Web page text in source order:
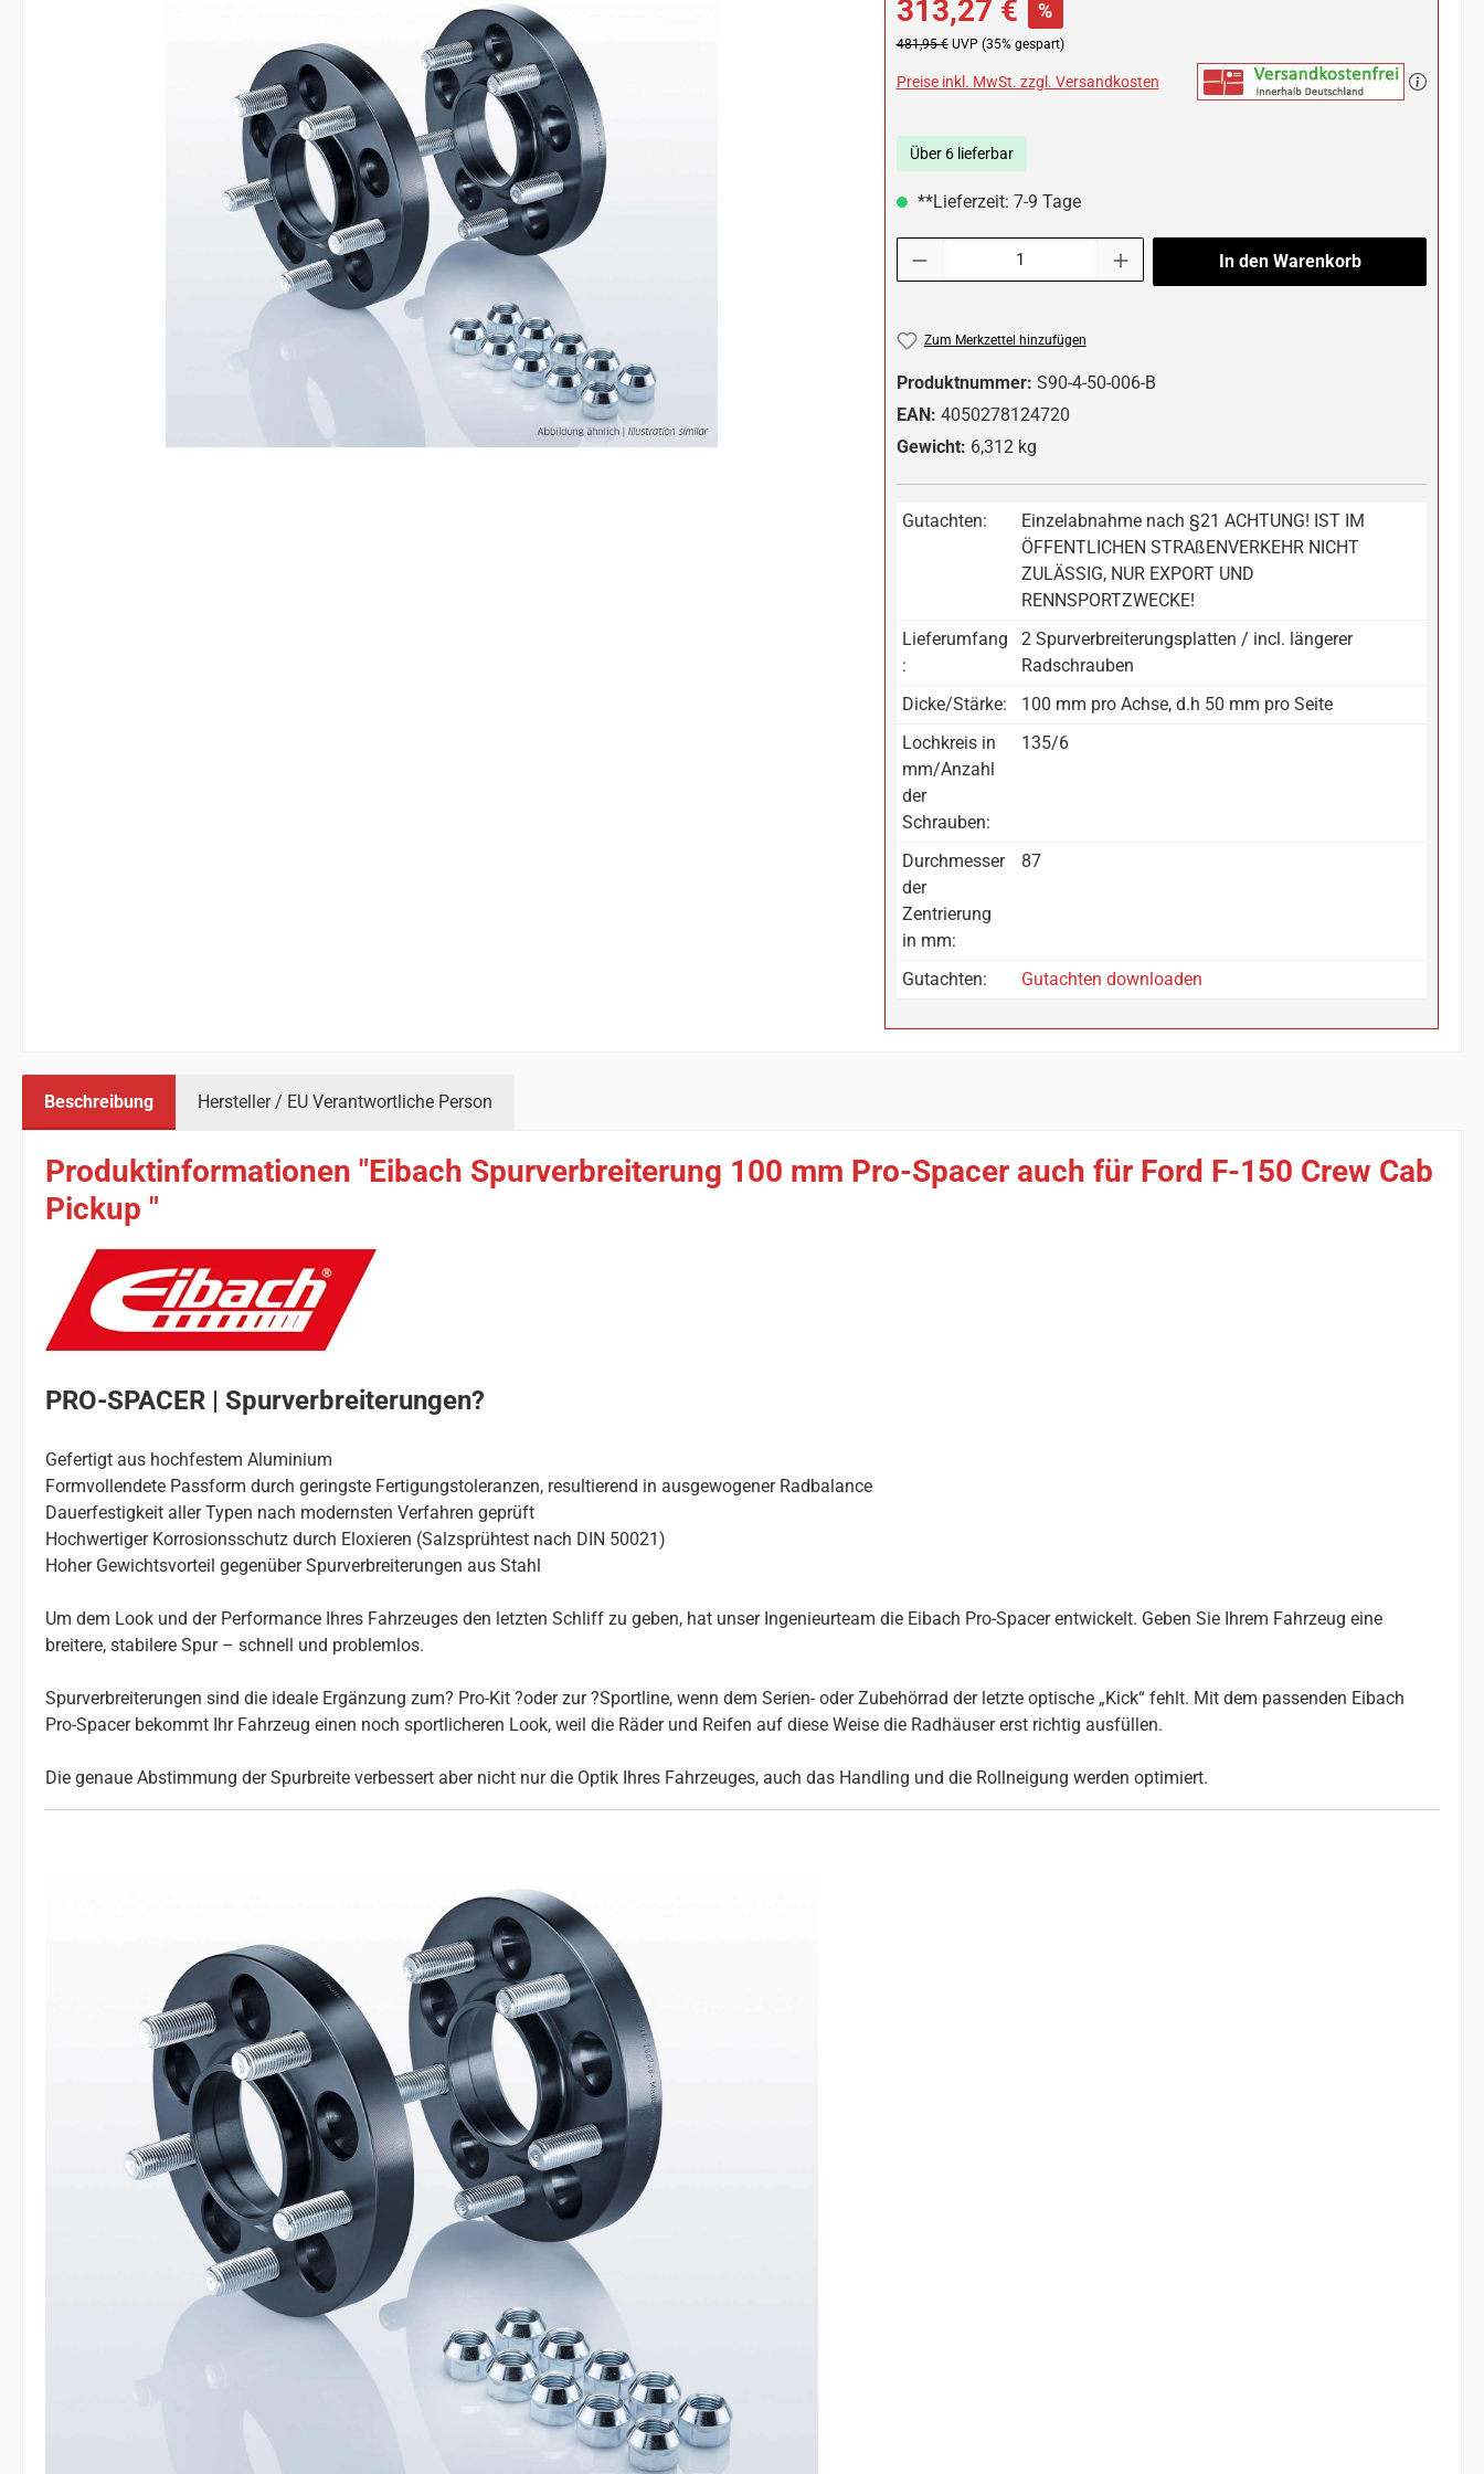
313,27 € %
Regulärer Preis:
481,95 € UVP (35% gespart)
Preise inkl. MwSt. zzgl. Versandkosten
Über 6 lieferbar
**Lieferzeit: 7-9 Tage
In den Warenkorb
Zum Merkzettel hinzufügen
Produktnummer: S90-4-50-006-B
EAN: 4050278124720
Gewicht: 6,312 kg
Gutachten:
Einzelabnahme nach §21 ACHTUNG! IST IM
ÖFFENTLICHEN STRAßENVERKEHR NICHT
ZULÄSSIG, NUR EXPORT UND
RENNSPORTZWECKE!
Lieferumfang
:
2 Spurverbreiterungsplatten / incl. längerer
Radschrauben
Dicke/Stärke:
100 mm pro Achse, d.h 50 mm pro Seite
Lochkreis in
mm/Anzahl
der
Schrauben:
135/6
Durchmesser
der
Zentrierung
in mm:
87
Gutachten: Gutachten downloaden
Beschreibung Hersteller / EU Verantwortliche Person
Produktinformationen "Eibach Spurverbreiterung 100 mm Pro-Spacer auch für Ford F-150 Crew Cab
Pickup "
PRO-SPACER | Spurverbreiterungen?
Gefertigt aus hochfestem Aluminium
Formvollendete Passform durch geringste Fertigungstoleranzen, resultierend in ausgewogener Radbalance
Dauerfestigkeit aller Typen nach modernsten Verfahren geprüft
Hochwertiger Korrosionsschutz durch Eloxieren (Salzsprühtest nach DIN 50021)
Hoher Gewichtsvorteil gegenüber Spurverbreiterungen aus Stahl
Um dem Look und der Performance Ihres Fahrzeuges den letzten Schliff zu geben, hat unser Ingenieurteam die Eibach Pro-Spacer entwickelt. Geben Sie Ihrem Fahrzeug eine
breitere, stabilere Spur – schnell und problemlos.
Spurverbreiterungen sind die ideale Ergänzung zum? Pro-Kit ?oder zur ?Sportline, wenn dem Serien- oder Zubehörrad der letzte optische „Kick“ fehlt. Mit dem passenden Eibach
Pro-Spacer bekommt Ihr Fahrzeug einen noch sportlicheren Look, weil die Räder und Reifen auf diese Weise die Radhäuser erst richtig ausfüllen.
Die genaue Abstimmung der Spurbreite verbessert aber nicht nur die Optik Ihres Fahrzeuges, auch das Handling und die Rollneigung werden optimiert.